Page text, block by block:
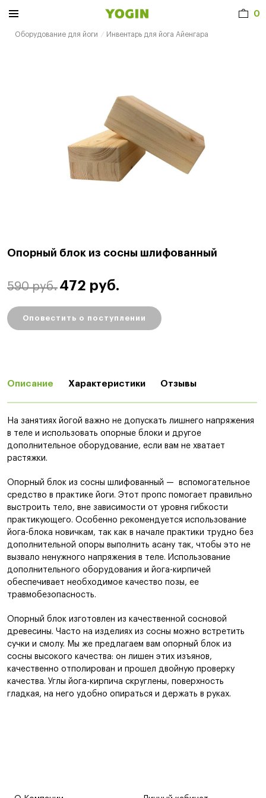
0
Оборудование для йоги Инвентарь для йога Айенгара
Опорный блок из сосны шлифованный
590 руб. 472 руб.
Оповестить о поступлении
Описание Характеристики Отзывы
На занятиях йогой важно не допускать лишнего напряжения
в теле и использовать опорные блоки и другое
дополнительное оборудование, если вам не хватает
растяжки.
Опорный блок из сосны шлифованный — вспомогательное
средство в практике йоги. Этот пропс помогает правильно
выстроить тело, вне зависимости от уровня гибкости
практикующего. Особенно рекомендуется использование
йога-блока новичкам, так как в начале практики трудно без
дополнительной опоры выполнить асану так, чтобы это не
вызвало ненужного напряжения в теле. Использование
дополнительного оборудования и йога-кирпичей
обеспечивает необходимое качество позы, ее
травмобезопасность.
Опорный блок изготовлен из качественной сосновой
древесины. Часто на изделиях из сосны можно встретить
сучки и смолу. Мы же предлагаем вам опорный блок из
сосны высокого качества: он лишен этих изъянов,
качественно отполирован и прошел двойную проверку
качества. Углы йога-кирпича скруглены, поверхность
гладкая, на него удобно опираться и держать в руках.